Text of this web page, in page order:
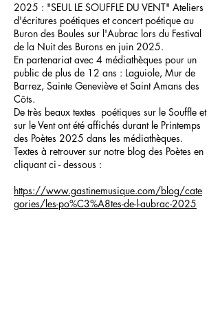
2025 : "SEUL LE SOUFFLE DU VENT" Ateliers
d'écritures poétiques et concert poétique au
Buron des Boules sur l'Aubrac lors du Festival
de la Nuit des Burons en juin 2025.
En partenariat avec 4 médiathèques pour un
public de plus de 12 ans : Laguiole, Mur de
Barrez, Sainte Geneviève et Saint Amans des
Côts.
De très beaux textes poétiques sur le Souffle et
sur le Vent ont été affichés durant le Printemps
des Poètes 2025 dans les médiathèques.
Textes à retrouver sur notre blog des Poètes en
cliquant ci - dessous :
https://www.gastinemusique.com/blog/cate
gories/les-po%C3%A8tes-de-l-aubrac-2025